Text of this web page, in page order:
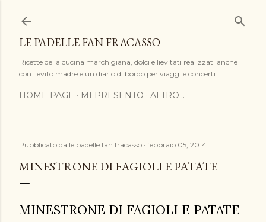
LE PADELLE FAN FRACASSO
Ricette della cucina marchigiana, dolci e lievitati realizzati anche
con lievito madre e un diario di bordo per viaggi e concerti
HOME PAGE MI PRESENTO ALTRO…
Pubblicato da le padelle fan fracasso febbraio 05, 2014
MINESTRONE DI FAGIOLI E PATATE
MINESTRONE DI FAGIOLI E PATATE